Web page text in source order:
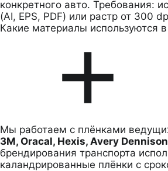
конкретного авто. Требования:
(AI, EPS, PDF) или растр от 300
Какие материалы используются в
Мы работаем с плёнками
3M, Oracal, Hexis, Avery Dennison
брендирования транспорта
каландрированные плёнки с